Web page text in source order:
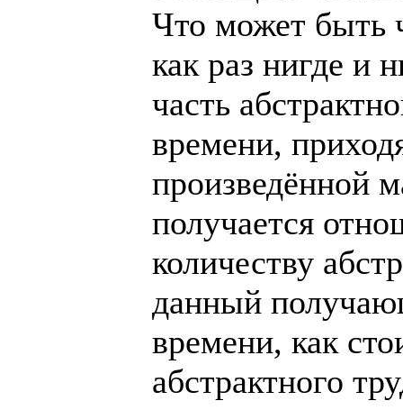
Что может быть
как раз нигде и
часть
времени,
произведённой
получается
количеству
данный
времени, как
абстрактного